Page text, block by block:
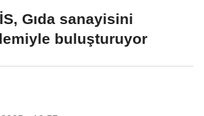
Gıda sanayisini
buluşturuyor